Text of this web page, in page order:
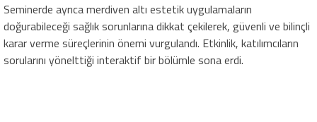
Seminerde ayrıca merdiven altı estetik uygulamaların
doğurabileceği sağlık sorunlarına dikkat çekilerek, güvenli ve bilinçli
karar verme süreçlerinin önemi vurgulandı. Etkinlik, katılımcıların
sorularını yönelttiği interaktif bir bölümle sona erdi.